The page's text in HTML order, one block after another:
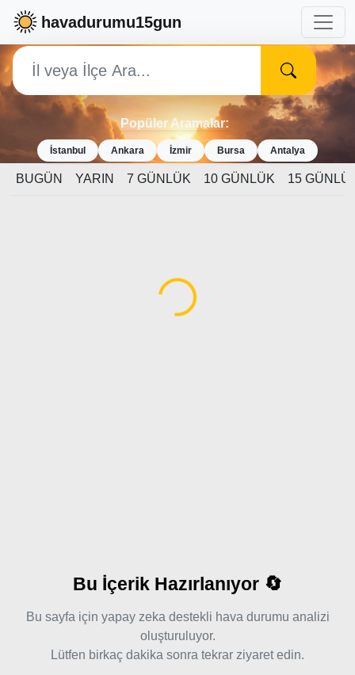
havadurumu15gun
Popüler Aramalar:
İstanbul Ankara İzmir Bursa Antalya
BUGÜN YARIN 7 GÜNLÜK 10 GÜNLÜK 15
Yükleniyor...
Bu İçerik Hazırlanıyor 🔄
Bu sayfa için yapay zeka destekli hava durumu analizi
oluşturuluyor.
Lütfen birkaç dakika sonra tekrar ziyaret edin.